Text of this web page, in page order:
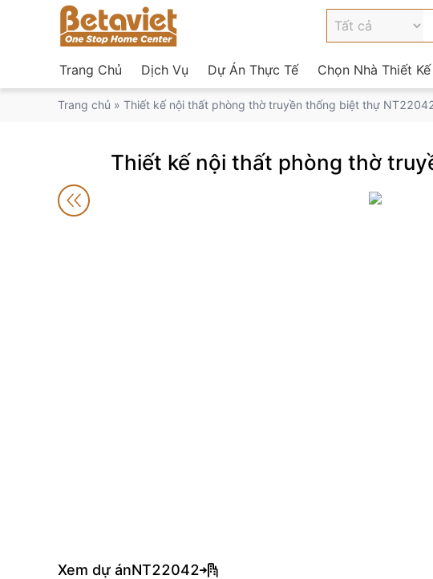
Trang Chủ Dịch Vụ Dự Án Thực Tế Chọn Nhà Thiết Kế
Trang chủ » Thiết kế nội thất phòng thờ truyền thống biệt thự
Thiết kế nội thất phòng thờ
Xem dự ánNT22042